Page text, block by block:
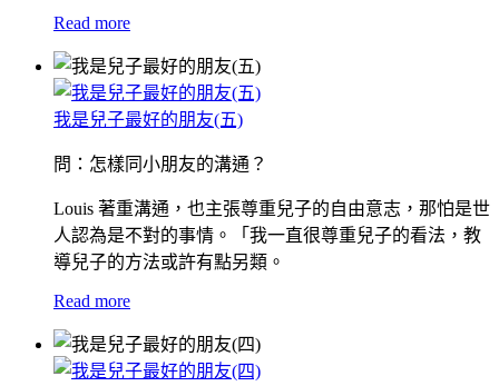
Read more
我是兒子最好的朋友(五)
問：怎樣同小朋友的溝通？
Louis 著重溝通，也主張尊重兒子的自由意志，那怕是世
人認為是不對的事情。「我一直很尊重兒子的看法，教
導兒子的方法或許有點另類。
Read more